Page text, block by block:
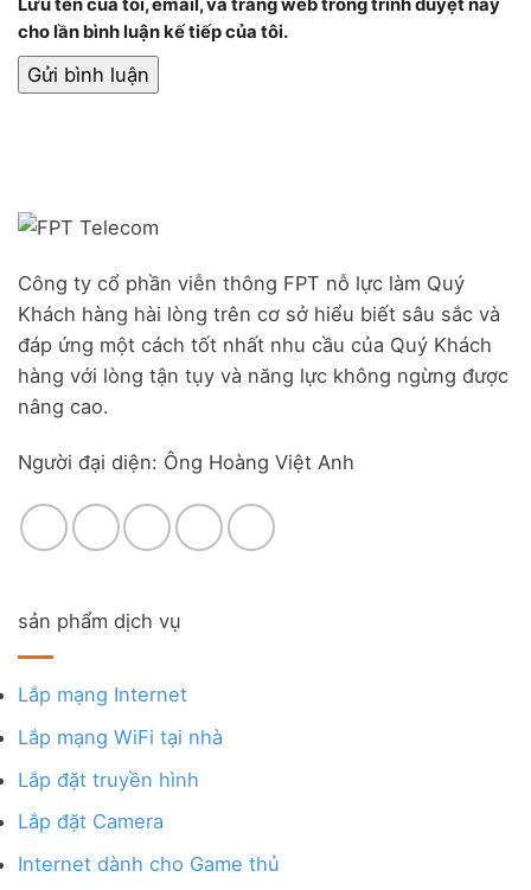
Lưu tên của tôi, email, và trang web trong trình duyệt này
cho lần bình luận kế tiếp của tôi.
Công ty cổ phần viễn thông FPT nỗ lực làm Quý
Khách hàng hài lòng trên cơ sở hiểu biết sâu sắc và
đáp ứng một cách tốt nhất nhu cầu của Quý Khách
hàng với lòng tận tụy và năng lực không ngừng được
nâng cao.
Người đại diện: Ông Hoàng Việt Anh
sản phẩm dịch vụ
Lắp mạng Internet
Lắp mạng WiFi tại nhà
Lắp đặt truyền hình
Lắp đặt Camera
Internet dành cho Game thủ